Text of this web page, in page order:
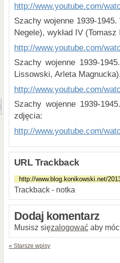
http://www.youtube.com/
Szachy wojenne 1939-
Negele), wykład IV
http://www.youtube.com/
Szachy wojenne 1939-
Lissowski, Arleta
http://www.youtube.com/
Szachy wojenne 1939-
zdjęcia:
http://www.youtube.com/
URL Trackback
Trackback - notka
Dodaj komentarz
Musisz sięzalogować aby
« Starsze wpisy